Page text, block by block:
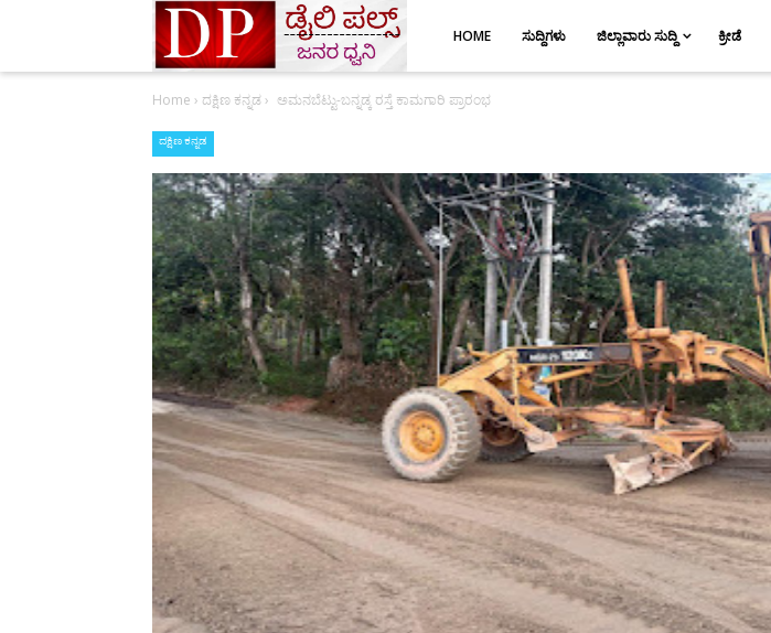
HOME ಸುದ್ದಿಗಳು ಜಿಲ್ಲಾವಾರು ಸುದ್ದಿ ಕ್ರೀಡೆ
Home › ದಕ್ಷಿಣ ಕನ್ನಡ› ಅಮನಬೆಟ್ಟು-ಬನ್ನಡ್ಕ ರಸ್ತೆ ಕಾಮಗಾರಿ ಪ್ರಾರಂಭ
ದಕ್ಷಿಣ ಕನ್ನಡ